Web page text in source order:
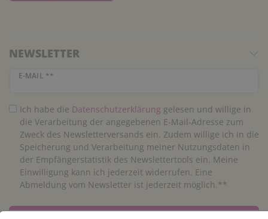
NEWSLETTER
E-MAIL **
Newsletter Honig
Ich habe die Daten­schutz­erklärung gelesen und willige in
die Verarbeitung der angegebenen E-Mail-Adresse zum
Zweck des Newsletterversands ein. Zudem willige ich in die
Speicherung und Verarbeitung meiner Nutzungsdaten in
der Empfängerstatistik des Newslettertools ein. Meine
Einwilligung kann ich jederzeit widerrufen. Eine
Abmeldung vom Newsletter ist jederzeit möglich.**